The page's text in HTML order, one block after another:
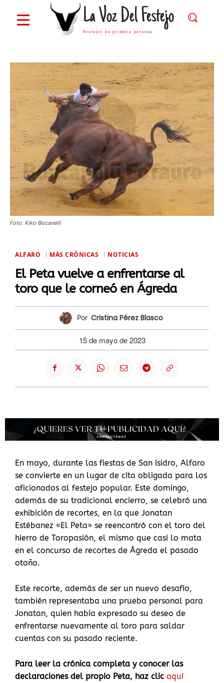
La Voz Del Festejo
Festejos en primera persona
Foto: Kiko Bocanelli
ALFARO MÁS CRÓNICAS NOTICIAS
El Peta vuelve a enfrentarse al
toro que le corneó en Ágreda
Por Cristina Pérez Blasco
15 de mayo de 2023
En mayo, durante las fiestas de San Isidro, Alfaro
se convierte en un lugar de cita obligada para los
aficionados al festejo popular. Este domingo,
además de su tradicional encierro, se celebró una
exhibición de recortes, en la que Jonatan
Estébanez «El Peta» se reencontró con el toro del
hierro de Toropasión, el mismo que casi lo mata
en el concurso de recortes de Ágreda el pasado
otoño.
Este recorte, además de ser un nuevo desafío,
también representaba una prueba personal para
Jonatan, quien había expresado su deseo de
enfrentarse nuevamente al toro para saldar
cuentas con su pasado reciente.
Para leer la crónica completa y conocer las
declaraciones del propio Peta, haz clic aquí